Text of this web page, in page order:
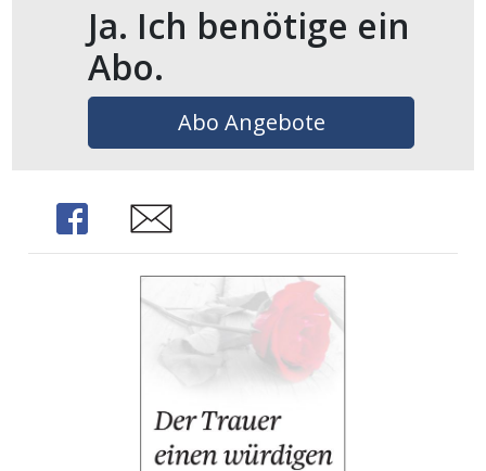
Ja. Ich benötige ein
Abo.
Abo Angebote
Share Share